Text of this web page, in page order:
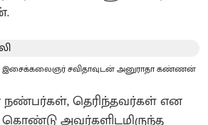
சவிதாவுடன் அனுராதா கண்ணன்
நண்பர்கள், தெரிந்தவர்கள் என
அவர்களிடமிருந்த